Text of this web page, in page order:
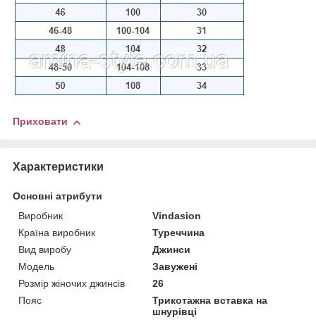
Приховати
Характеристики
Основні атрибути
Виробник
Vindasion
Країна виробник
Туреччина
Вид виробу
Джинси
Модель
Завужені
Розмір жіночих джинсів
26
Пояс
Трикотажна вставка на
шнурівці